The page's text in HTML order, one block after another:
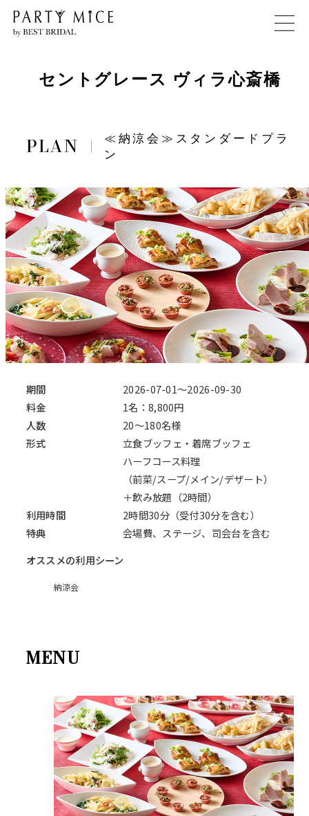
セントグレース ヴィラ心斎橋
≪納涼会≫スタンダードプラ
ン
期間
2026-07-01～2026-09-30
料金
1名：8,800円
人数
20～180名様
形式
立食ブッフェ・着席ブッフェ
ハーフコース料理
（前菜/スープ/メイン/デザート）
＋飲み放題（2時間）
利用時間
2時間30分（受付30分を含む）
特典
会場費、ステージ、司会台を含む
オススメの利用シーン
納涼会
MENU